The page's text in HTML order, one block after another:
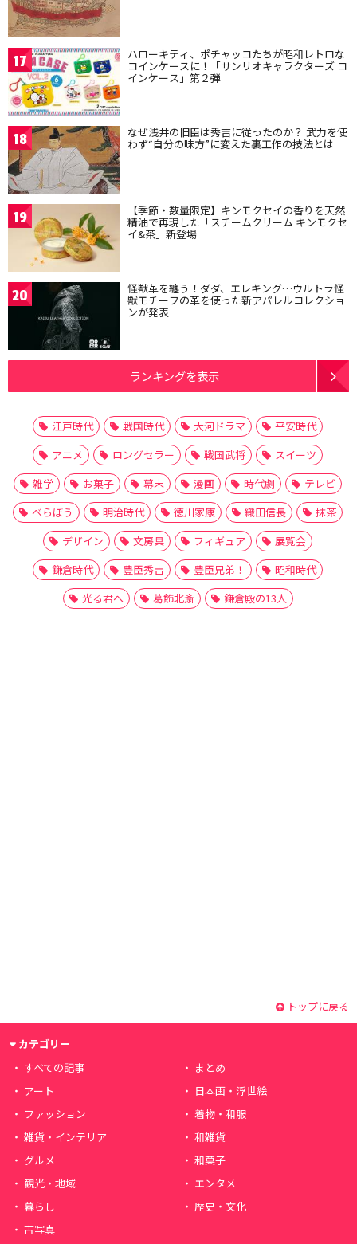
17 ハローキティ、ポチャッコたちが昭和レトロな
コインケースに！「サンリオキャラクターズ コ
インケース」第２弾
18 なぜ浅井の旧臣は秀吉に従ったのか？ 武力を使
わず“自分の味方”に変えた裏工作の技法とは
19 【季節・数量限定】キンモクセイの香りを天然
精油で再現した「スチームクリーム キンモクセ
イ&茶」新登場
20 怪獣革を纏う！ダダ、エレキング…ウルトラ怪
獣モチーフの革を使った新アパレルコレクショ
ンが発表
ランキングを表示
江戸時代 戦国時代 大河ドラマ
平安時代
アニメ
ロングセラー 戦国武将
スイーツ
雑学
お菓子 幕末 漫画 時代劇
テレビ
べらぼう
明治時代 徳川家康 織田信長
抹茶
デザイン
文房具 フィギュア
展覧会
鎌倉時代
豊臣秀吉 豊臣兄弟！
昭和時代
光る君へ
葛飾北斎 鎌倉殿の13人
トップに戻る
カテゴリー
すべての記事
まとめ
アート
日本画・浮世絵
ファッション
着物・和服
雑貨・インテリア
和雑貨
グルメ
和菓子
観光・地域
エンタメ
暮らし
歴史・文化
古写真